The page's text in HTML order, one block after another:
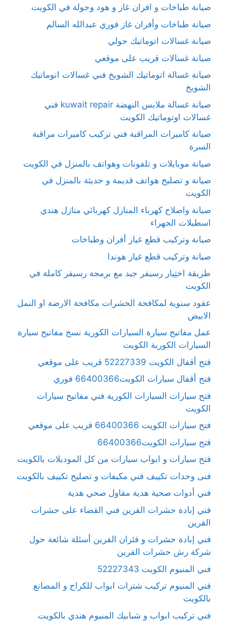
صيانة طباخات و افران غاز و هود وجولة في الكويت
صيانة طباخات وأفران غاز فوري عبدالله السالم
صيانة غسالات اتوماتيك حولي
صيانة غسالات قريب على موقعي
صيانة غسالة اتوماتيك الشويخ فني غسالات اتوماتيك
الشويخ
صيانة غسالة ملابس النهضة kuwait repair فني
غسالات اوتوماتيك الكويت
صيانة كاميرات المراقبة فني تركيب كاميرات مراقبة
السرة
صيانة موبايلات و تلفونات وهواتف بالمنزل في الكويت
صيانة و تصليح هواتف قديمة و حديثة بالمنزل في
الكويت
صيانة واصلاح كهرباء المنازل كهربائي منازل هندي
اسطبلات الجهراء
صيانة وتركيب قطع غيار أفران وطباخات
صيانة وتركيب قطع غيار هوندا
طريقة اختِيار رسيفر جيد مع برمجة رسيفر كاملة في
الكويت
عقود سنوية لمكافحة الحشرات مكافحة الارضة او النمل
الابيض
عمل مفاتيح سيارة السيارات الكورية نسخ مفاتيح سيارة
السيارات الكورية الكويت
فتح أقفال الكويت 52227339 قريب على موقعي
فتح أقفال سيارات الكويت66400366 فوري
فتح سيارات السيارات الكورية فني مفاتيح سيارات
الكويت
فتح سيارات الكويت 66400366 قريب على موقعي
فتح سيارات الكويت66400366
فتح سيارات و ابواب سيارات من كل الموديلات بالكويت
فنى وحدات تكييف فني مكيفات و تصليح تكييف بالكويت
فني أدوات صحية هدية مقاول صحي هدية
فني إبادة حشرات القرين فني القضاء على حشرات
القرين
فني إبادة حشرات و فئران القرين أسئلة شائعة حول
شركة رش حشرات القرين
فني المنيوم الكويت 52227343
فني المنيوم تركيب شترات ابواب للكراج و المصانع
بالكويت
فني تركيب ابواب و شبابيك المنيوم هندي بالكويت